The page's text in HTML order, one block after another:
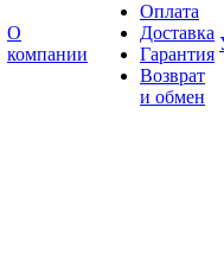
О
компании
Оплата
Доставка
Гарантия
Возврат
и обмен